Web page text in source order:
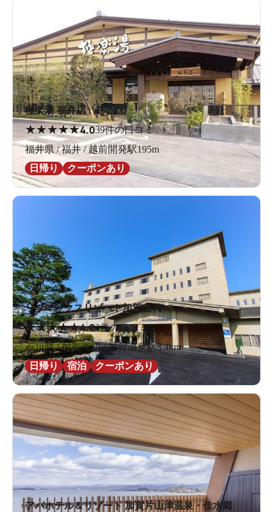
極楽湯 福井店
★★★★★4.039件の口コミ
福井県 / 福井 / 越前開発駅195m
日帰り
クーポンあり
リブマックスリゾート加賀山代
★★★★★4.02件の口コミ
石川県 / 加賀周辺 / 加賀温泉駅3.4km
日帰り
宿泊 クーポンあり
アパホテル＆リゾート 加賀片山津温泉・佳水郷